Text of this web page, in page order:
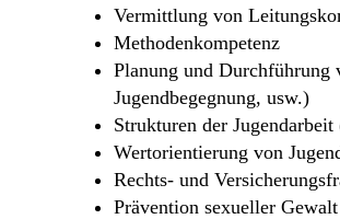
Vermittlung von
Methodenkompetenz
Planung und Durchführung
Jugendbegegnung, usw.)
Strukturen der
Wertorientierung von
Rechts- und
Prävention sexueller Gewalt